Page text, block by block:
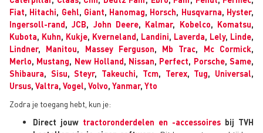
Fiat, Hitachi, Gehl, Giant, Hanomag, Horsch, Husqvarna, Hyster,
Ingersoll-rand,JCB, John Deere, Kalmar, Kobelco, Komatsu,
Kubota, Kuhn, Kukje, Kverneland, Landini, Laverda, Lely, Linde,
Lindner, Manitou, Massey Ferguson, Mb Trac, Mc Cormick,
Merlo, Mustang, New Holland, Nissan, Perfect, Porsche,Same,
Shibaura, Sisu,Steyr, Takeuchi, Tcm, Terex, Tug, Universal,
Ursus, Valtra, Vogel, Volvo, Yanmar, Yto
Zodra je toegang hebt, kun je:
Direct jouw tractoronderdelen en -accessoires bij TVH